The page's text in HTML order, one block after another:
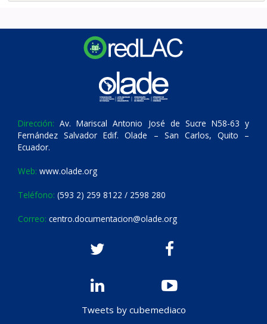
Dirección: Av. Mariscal Antonio José de Sucre N58-63 y
Fernández Salvador Edif. Olade – San Carlos, Quito –
Ecuador.
Web: www.olade.org
Teléfono: (593 2) 259 8122 / 2598 280
Correo: centro.documentacion@olade.org
Tweets by cubemediaco